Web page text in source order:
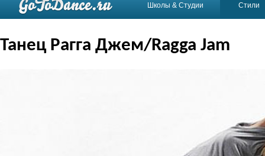
Школы & Студии Стили
Танец Рагга Джем/Ragga Jam